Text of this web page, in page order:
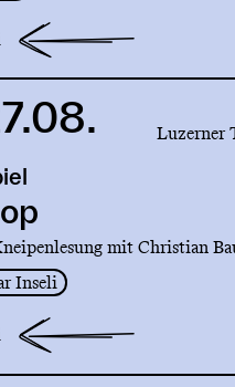
Luzerner
mit Christian
Inseli